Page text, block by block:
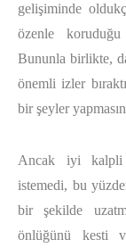
gelişiminde
özenle
Bununla birlikte,
önemli izler
bir şeyler
Ancak iyi kalpli
istemedi, bu
bir şekilde
önlüğünü kesti